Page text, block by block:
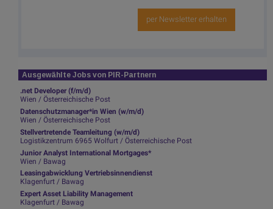
per Newsletter erhalten
Ausgewählte Jobs von PIR-Partnern
.net Developer (f/m/d)
Wien / Österreichische Post
Datenschutzmanager*in Wien (w/m/d)
Wien / Österreichische Post
Stellvertretende Teamleitung (w/m/d)
Logistikzentrum 6965 Wolfurt / Österreichische Post
Junior Analyst International Mortgages*
Wien / Bawag
Leasingabwicklung Vertriebsinnendienst
Klagenfurt / Bawag
Expert Asset Liability Management
Klagenfurt / Bawag